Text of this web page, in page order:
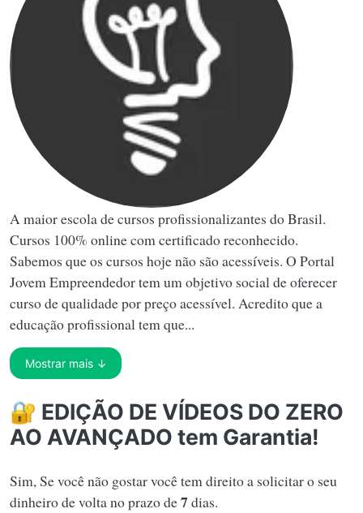
A maior escola de cursos profissionalizantes do Brasil.
Cursos 100% online com certificado reconhecido.
Sabemos que os cursos hoje não são acessíveis. O Portal
Jovem Empreendedor tem um objetivo social de oferecer
curso de qualidade por preço acessível. Acredito que a
educação profissional tem que...
Mostrar mais ↓
🔐 EDIÇÃO DE VÍDEOS DO ZERO
AO AVANÇADO tem Garantia!
Sim, Se você não gostar você tem direito a solicitar o seu
dinheiro de volta no prazo de7dias.